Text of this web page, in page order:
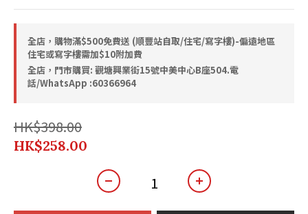
全店，購物滿$500免費送 (順豐站自取/住宅/寫字樓)-偏遠地區
住宅或寫字樓需加$10附加費
全店，門市購買: 觀塘興業街15號中美中心B座504.電
話/WhatsApp :60366964
HK$398.00
HK$258.00